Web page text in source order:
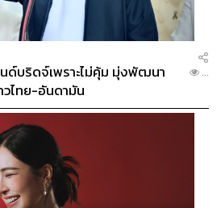
ด์บริดจ์เพราะไม่คุ้ม มุ่งพัฒนา
ไทย-อันดามัน
...